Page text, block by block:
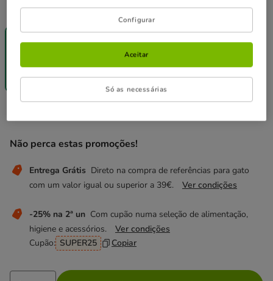
Peso:79 g
79 g
1.99€
(25.19€ / kg)
20% Desc.
23.40€
(24.63€ / kg)
45.85€
(24.26€ / kg)
Não perca estas promoções!
Entrega Grátis Direto na compra de referências para gato
com um valor igual ou superior a 39€.
Ver condições
-25% na 2ª un Com cupão numa seleção de alimentação,
higiene e acessórios.
Ver condições
Cupão: SUPER25 Copiar
Configurar
Só as necessárias
Aceitar